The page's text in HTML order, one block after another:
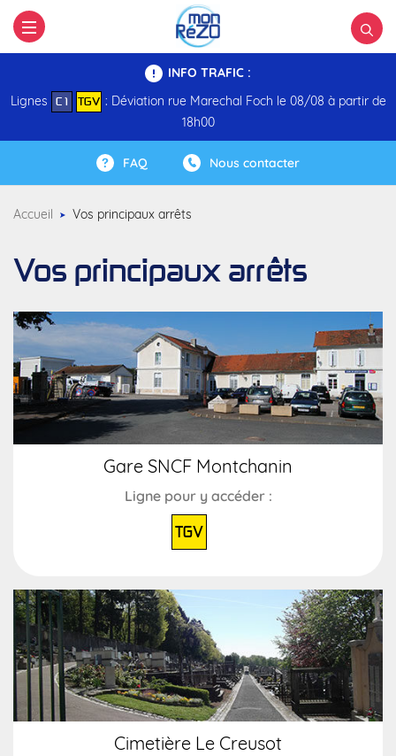
INFO TRAFIC :
Lignes
C 1 TGV : Déviation rue Marechal Foch le 08/08 à partir de
18h00
FAQ Nous contacter
Accueil Vos principaux arrêts
Vos principaux arrêts
Gare SNCF Montchanin
Ligne pour y accéder :
TGV
Cimetière Le Creusot